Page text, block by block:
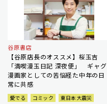
谷原書店
【谷原店長のオススメ】桜玉吉
「満喫漫玉日記 深夜便」 ギャグ
漫画家としての苦悩経た中年の日
常に共感
愛でる コミック
東日本大震災